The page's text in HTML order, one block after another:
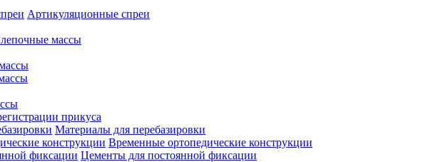
Артикуляционные спреи
массы
прикуса
Материалы для перебазировки
Временные ортопедические конструкции
Цементы для постоянной фиксации